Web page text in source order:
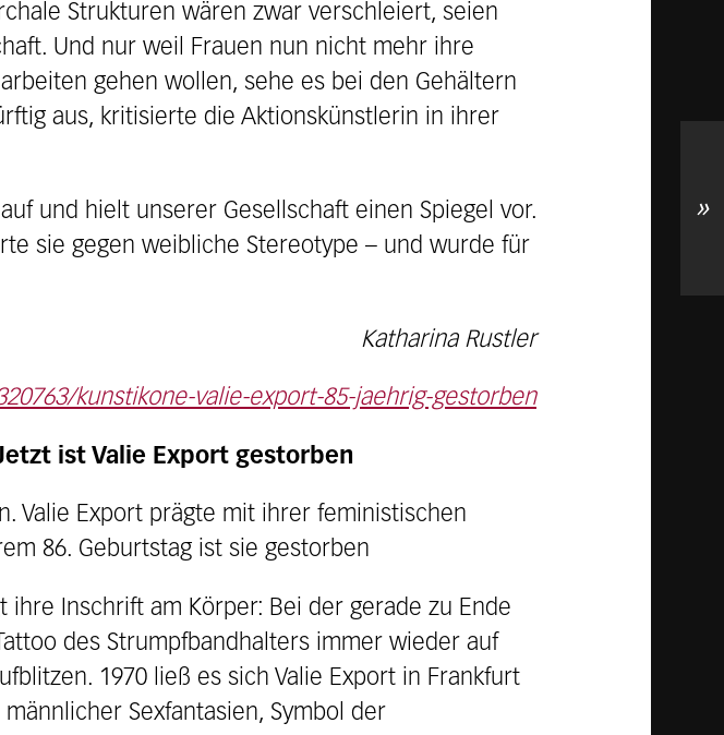
Strukturen wären zwar verschleiert, seien
Und nur weil Frauen nun nicht mehr ihre
gehen wollen, sehe es bei den Gehältern
aus, kritisierte die Aktionskünstlerin in ihrer
und hielt unserer Gesellschaft einen Spiegel vor.
sie gegen weibliche Stereotype – und wurde für
Katharina Rustler
kunstikone-valie-export-85-jaehrig-gestorben
ist Valie Export gestorben
Valie Export prägte mit ihrer feministischen
86. Geburtstag ist sie gestorben
Inschrift am Körper: Bei der gerade zu Ende
des Strumpfbandhalters immer wieder auf
1970 ließ es sich Valie Export in Frankfurt
Sexfantasien, Symbol der
»